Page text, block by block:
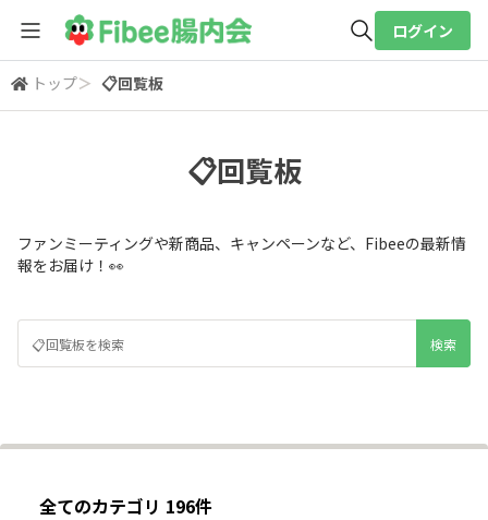
全体検索
ログイン
トップ＞ 📋回覧板
📋回覧板
ファンミーティングや新商品、キャンペーンなど、Fibeeの最新情
報をお届け！👀
全てのカテゴリ 196件